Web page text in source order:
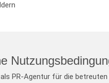
PR-Agentur für die